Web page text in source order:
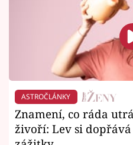
ASTROČLÁNKY
Znamení, co ráda
živoří: Lev si